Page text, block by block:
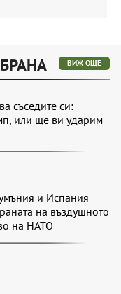
ВИЖ ОЩЕ
съседите си:
или ще ви ударим
и Испания
на въздушното
на НАТО